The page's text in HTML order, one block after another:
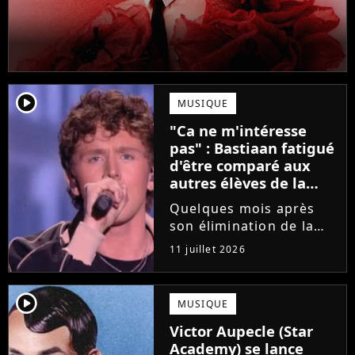
player2 MUSIQUE
"Ca ne m'intéresse
pas" : Bastiaan fatigué
d'être comparé aux
autres élèves de la
Star Academy
Quelques mois après
son élimination de la
Star Academy, Bastiaan
tente de lancer sa
carrière dans la
musique. Et pour ça, le
chanteur a récemment
dévoilé "Château", son
premier single....
11 juillet 2026
player2 MUSIQUE
Victor Aupecle (Star
Academy) se lance